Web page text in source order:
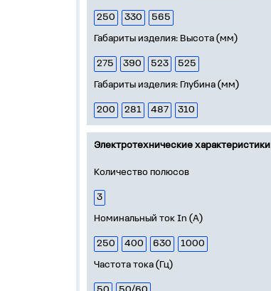
250 330
565
Габариты изделия: Высота (мм)
275 390 523
525
Габариты изделия: Глубина (мм)
200 281 487 310
Электротехнические характеристики
Количество полюсов
3
Номинальный ток In (А)
250 400 630
1000
Частота тока (Гц)